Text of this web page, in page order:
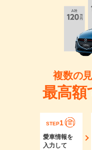
複数の
最高額
STEP1
愛車情報を
入力して